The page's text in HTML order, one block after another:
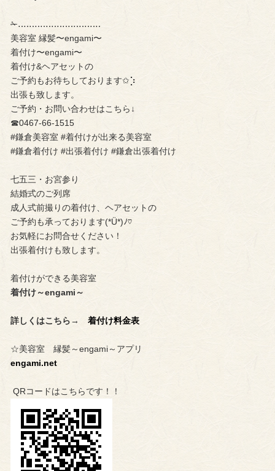
✁︎‥‥‥‥‥‥‥‥‥‥‥‥‥‥‥
美容室 縁髪〜engami〜
着付け〜engami〜
着付け&ヘアセットの
ご予約もお待ちしております✩︎⡱
出張も致します。
ご予約・お問い合わせはこちら↓
☎︎0467-66-1515
#鎌倉美容室 #着付けが出来る美容室
#鎌倉着付け #出張着付け #鎌倉出張着付け
七五三・お宮参り
結婚式のご列席
成人式前撮りの着付け、ヘアセットの
ご予約も承っております(*Ü*)ﾉ♡
お気軽にお問合せください！
出張着付けも致します。
着付けができる美容室
着付け～engami～
詳しくはこちら→ 着付け料金表
☆美容室 縁髪～engami～アプリ
engami.net
QRコードはこちらです！！